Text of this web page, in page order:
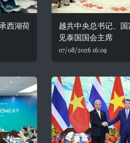
西湖荷
越共中央总书记、
见泰国国会主席
07/08/2026 16:09